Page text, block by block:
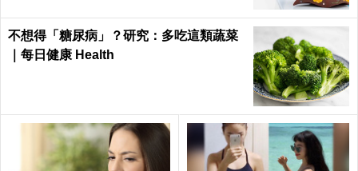
不想得「糖尿病」？研究：多吃這類蔬菜
｜每日健康 Health